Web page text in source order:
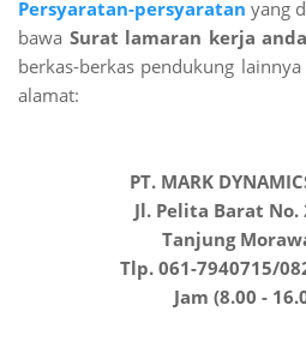
Persyaratan-persyaratan yang
bawa Surat lamaran kerja anda
berkas-berkas pendukung lainnya
alamat:
PT. MARK
Jl. Pelita Barat No.
Tanjung
Tlp. 061-7940715/
Jam (8.00 -